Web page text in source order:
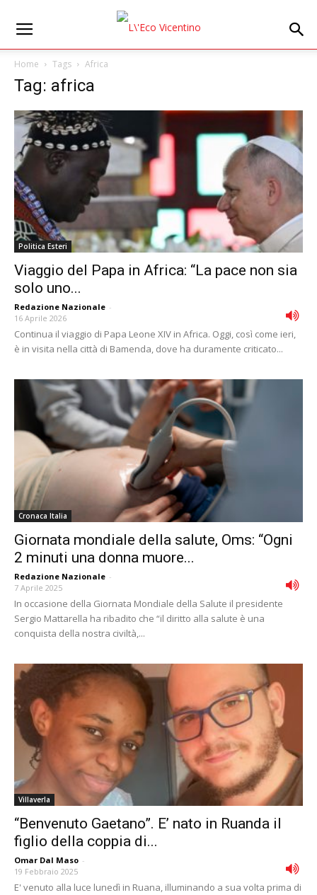
Home Tags Africa
Tag: africa
Politica Esteri
Viaggio del Papa in Africa: “La pace non sia
solo uno...
Redazione Nazionale -
16 Aprile 2026
Continua il viaggio di Papa Leone XIV in Africa. Oggi, così come ieri,
è in visita nella città di Bamenda, dove ha duramente criticato...
Cronaca Italia
Giornata mondiale della salute, Oms: “Ogni
2 minuti una donna muore...
Redazione Nazionale -
7 Aprile 2025
In occasione della Giornata Mondiale della Salute il presidente
Sergio Mattarella ha ribadito che “il diritto alla salute è una
conquista della nostra civiltà,...
Villaverla
“Benvenuto Gaetano”. E’ nato in Ruanda il
figlio della coppia di...
Omar Dal Maso -
19 Febbraio 2025
E' venuto alla luce lunedì in Ruana, illuminando a sua volta prima di